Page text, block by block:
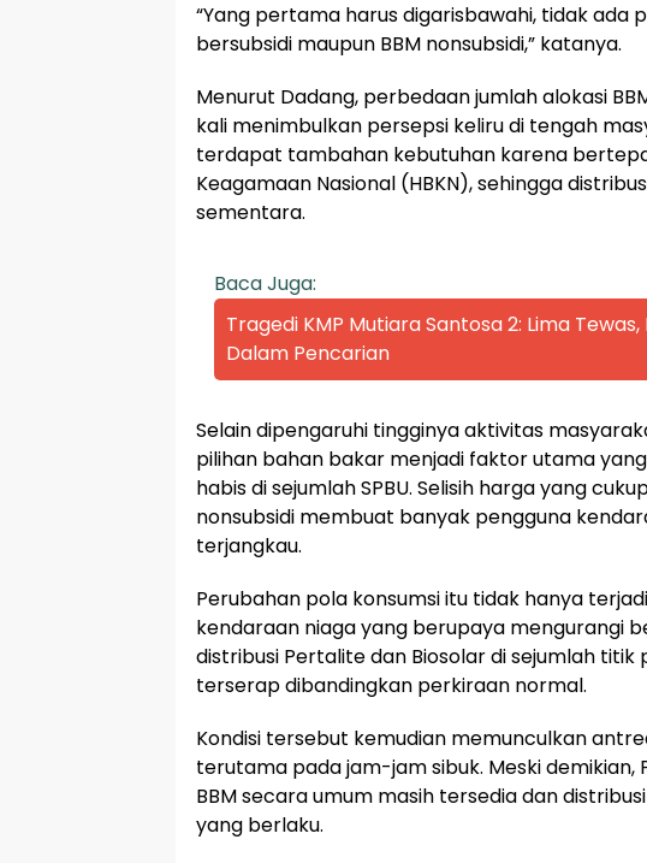
“Yang pertama harus digarisbawahi, tidak ada
bersubsidi maupun BBM nonsubsidi,” katanya.
Menurut Dadang, perbedaan jumlah alokasi
kali menimbulkan persepsi keliru di tengah
terdapat tambahan kebutuhan karena
Keagamaan Nasional (HBKN), sehingga
sementara.
Baca Juga:
Tragedi KMP Mutiara Santosa 2: Lima
Dalam Pencarian
Selain dipengaruhi tingginya aktivitas
pilihan bahan bakar menjadi faktor utama
habis di sejumlah SPBU. Selisih harga yang
nonsubsidi membuat banyak pengguna
terjangkau.
Perubahan pola konsumsi itu tidak hanya
kendaraan niaga yang berupaya mengurangi
distribusi Pertalite dan Biosolar di sejumlah
terserap dibandingkan perkiraan normal.
Kondisi tersebut kemudian memunculkan
terutama pada jam-jam sibuk. Meski
BBM secara umum masih tersedia dan
yang berlaku.